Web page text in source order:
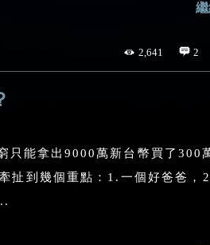
2,641 2
只能拿出9000萬新台幣買了300
扯到幾個重點：1.一個好爸爸，